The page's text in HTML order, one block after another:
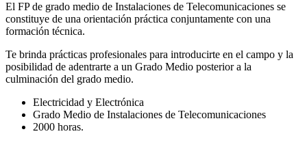
El FP de grado medio de Instalaciones de Telecomunicaciones se
constituye de una orientación práctica conjuntamente con una
formación técnica.
Te brinda prácticas profesionales para introducirte en el campo y la
posibilidad de adentrarte a un Grado Medio posterior a la
culminación del grado medio.
Electricidad y Electrónica
Grado Medio de Instalaciones de Telecomunicaciones
2000 horas.